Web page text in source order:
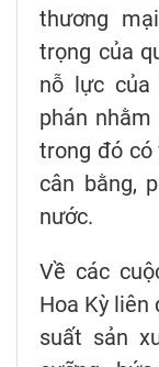
thương
trọng của
nỗ lực của
phán
trong đó có
cân bằng,
nước.
Về các
Hoa Kỳ liên
suất sản